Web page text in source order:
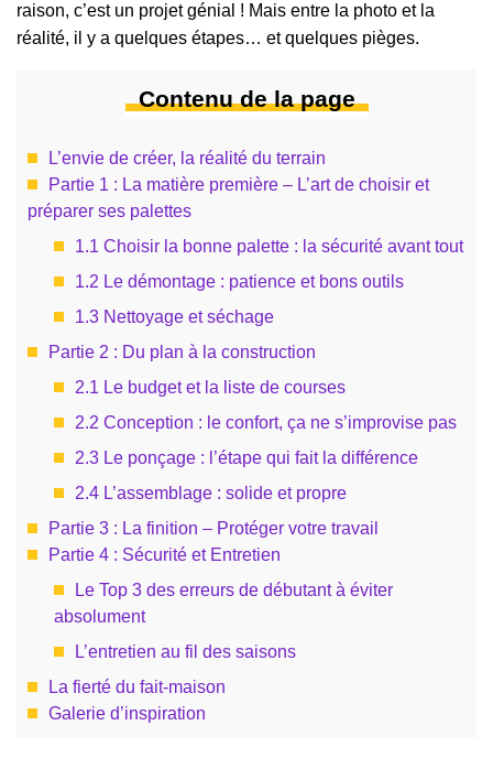
raison, c’est un projet génial ! Mais entre la photo et la
réalité, il y a quelques étapes… et quelques pièges.
Contenu de la page
L’envie de créer, la réalité du terrain
Partie 1 : La matière première – L’art de choisir et
préparer ses palettes
1.1 Choisir la bonne palette : la sécurité avant tout
1.2 Le démontage : patience et bons outils
1.3 Nettoyage et séchage
Partie 2 : Du plan à la construction
2.1 Le budget et la liste de courses
2.2 Conception : le confort, ça ne s’improvise pas
2.3 Le ponçage : l’étape qui fait la différence
2.4 L’assemblage : solide et propre
Partie 3 : La finition – Protéger votre travail
Partie 4 : Sécurité et Entretien
Le Top 3 des erreurs de débutant à éviter
absolument
L’entretien au fil des saisons
La fierté du fait-maison
Galerie d’inspiration